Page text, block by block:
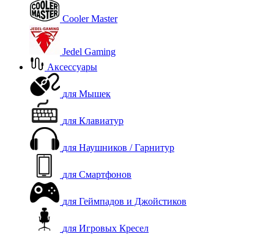
Cooler Master
Jedel Gaming
Аксессуары
для Мышек
для Клавиатур
для Наушников / Гарнитур
для Смартфонов
для Геймпадов и Джойстиков
для Игровых Кресел